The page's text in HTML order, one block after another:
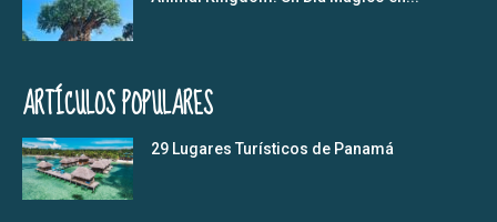
ARTÍCULOS POPULARES
29 Lugares Turísticos de Panamá